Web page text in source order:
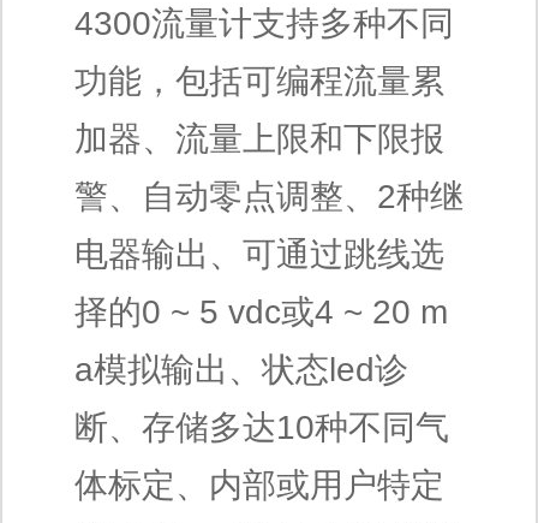
4300流量计支持多种不同
功能，包括可编程流量累
加器、流量上限和下限报
警、自动零点调整、2种继
电器输出、可通过跳线选
择的0 ~ 5 vdc或4 ~ 20 m
a模拟输出、状态led诊
断、存储多达10种不同气
体标定、内部或用户特定